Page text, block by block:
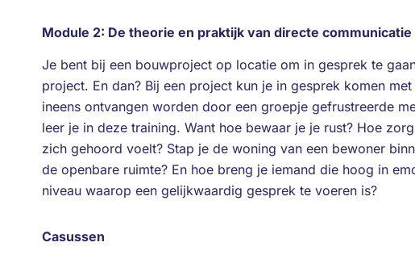
Module 2: De theorie en praktijk van directe communicatie
Je bent bij een bouwproject op locatie om in gesprek te
project. En dan? Bij een project kun je in gesprek komen
ineens ontvangen worden door een groepje gefrustreerde
leer je in deze training. Want hoe bewaar je je rust? Hoe
zich gehoord voelt? Stap je de woning van een bewoner
de openbare ruimte? En hoe breng je iemand die hoog in
niveau waarop een gelijkwaardig gesprek te voeren is?
Casussen